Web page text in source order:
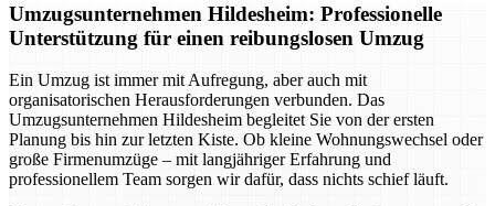
Umzugsunternehmen Hildesheim: Professionelle
Unterstützung für einen reibungslosen Umzug
Ein Umzug ist immer mit Aufregung, aber auch mit
organisatorischen Herausforderungen verbunden. Das
Umzugsunternehmen Hildesheim begleitet Sie von der ersten
Planung bis hin zur letzten Kiste. Ob kleine Wohnungswechsel oder
große Firmenumzüge – mit langjähriger Erfahrung und
professionellem Team sorgen wir dafür, dass nichts schief läuft.